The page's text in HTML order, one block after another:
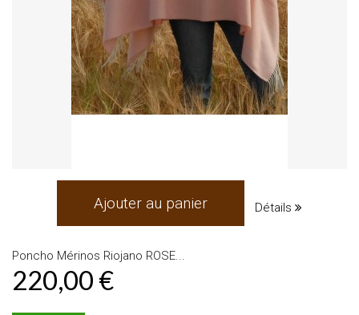
Ajouter au panier Détails
Poncho Mérinos Riojano ROSE...
220,00 €